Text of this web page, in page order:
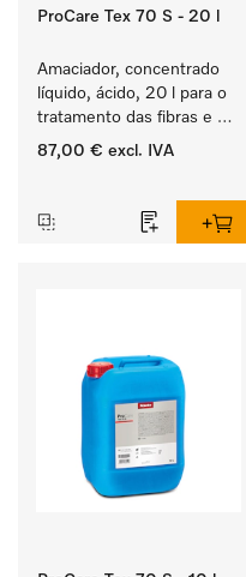
ProCare Tex 70 S - 20 l
Amaciador, concentrado
líquido, ácido, 20 l para o
tratamento das fibras e
uma suavidade duradoura
87,00 € excl. IVA